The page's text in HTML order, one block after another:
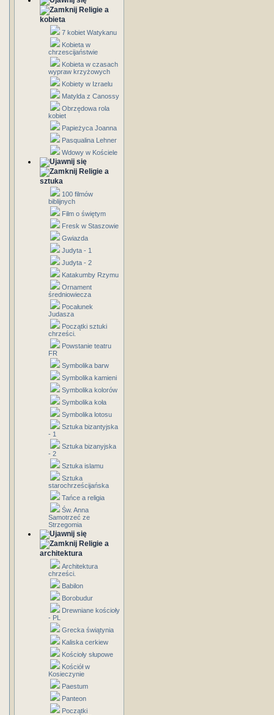
Religie a
kobieta
7 kobiet Watykanu
Kobieta w
chrzescijaństwie
Kobieta w czasach
wypraw krzyżowych
Kobiety w Izraelu
Matylda z Canossy
Obrzędowa rola
kobiet
Papieżyca Joanna
Pasqualina Lehner
Wdowy w Kościele
Religie a
sztuka
100 filmów
biblijnych
Film o świętym
Fresk w Staszowie
Gwiazda
Judyta - 1
Judyta - 2
Katakumby Rzymu
Ornament
średniowiecza
Pocałunek
Judasza
Początki sztuki
chrześci.
Powstanie teatru
FR
Symbolika barw
Symbolika kamieni
Symbolika kolorów
Symbolika koła
Symbolika lotosu
Sztuka bizantyjska
- 1
Sztuka bizanyjska
- 2
Sztuka islamu
Sztuka
starochrześcijańska
Tańce a religia
Św. Anna
Samotrzeć ze
Strzegomia
Religie a
architektura
Architektura
chrześci.
Babilon
Borobudur
Drewniane kościoły
- PL
Grecka świątynia
Kaliska cerkiew
Kościoły słupowe
Kościół w
Kosieczynie
Paestum
Panteon
Początki